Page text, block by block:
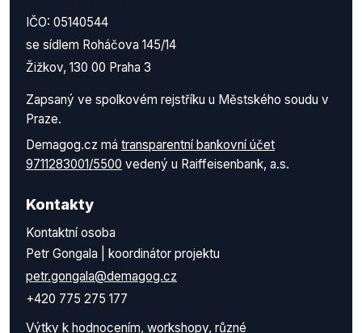
IČO: 05140544
se sídlem Roháčova 145/14
Žižkov, 130 00 Praha 3
Zapsaný ve spolkovém rejstříku u Městského soudu v
Praze.
Demagog.cz má transparentní bankovní účet
9711283001/5500 vedený u Raiffeisenbank, a.s.
Kontakty
Kontaktní osoba
Petr Gongala | koordinátor projektu
petr.gongala@demagog.cz
+420 775 275 177
Výtky k hodnocením, workshopy, různé